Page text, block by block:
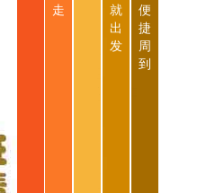
走
就
出
发
便
捷
周
到